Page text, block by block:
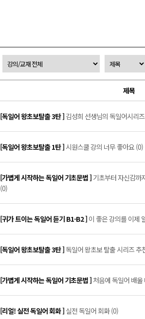
제목
[독일어 왕초보탈출 3탄 ] 김성희 선생님의 독일어시리
[독일어 왕초보탈출 1탄 ]시원스쿨 강의 너무 좋아요 (0)
[가볍게 시작하는 독일어 기초문법 ] 기초부터 자신감까
(0)
[귀가 트이는 독일어 듣기 B1-B2 ] 이 좋은 강의를 이제
[독일어 왕초보탈출 3탄 ]독일어 왕초보 탈출 시리즈 추
[가볍게 시작하는 독일어 기초문법 ] 처음에 독일어 배
[리얼! 실전 독일어 회화 ] 실전 독일어 회화 (0)